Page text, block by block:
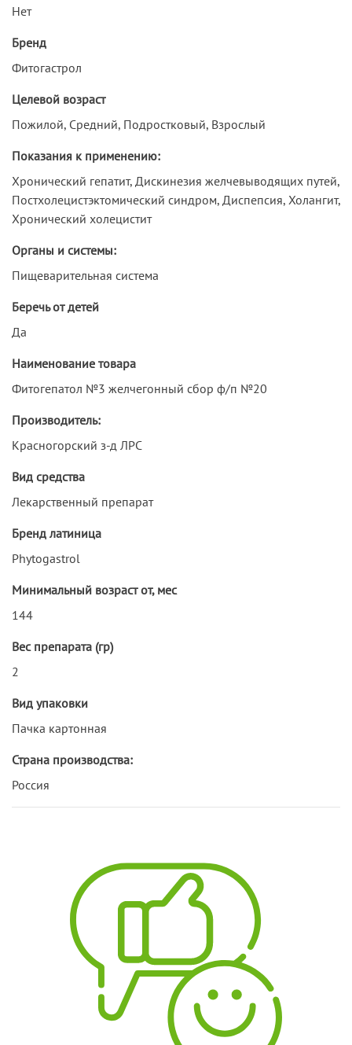
Нет
Бренд
Фитогастрол
Целевой возраст
Пожилой, Средний, Подростковый, Взрослый
Показания к применению:
Хронический гепатит, Дискинезия желчевыводящих путей,
Постхолецистэктомический синдром, Диспепсия, Холангит,
Хронический холецистит
Органы и системы:
Пищеварительная система
Беречь от детей
Да
Наименование товара
Фитогепатол №3 желчегонный сбор ф/п №20
Производитель:
Красногорский з-д ЛРС
Вид средства
Лекарственный препарат
Бренд латиница
Phytogastrol
Минимальный возраст от, мес
144
Вес препарата (гр)
2
Вид упаковки
Пачка картонная
Страна производства:
Россия